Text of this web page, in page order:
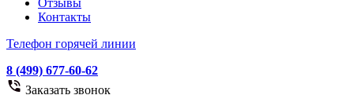
Отзывы
Контакты
Телефон горячей линии
8 (499) 677-60-62
Заказать звонок